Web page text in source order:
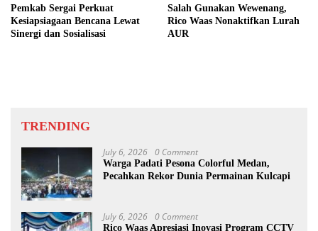
Pemkab Sergai Perkuat
Kesiapsiagaan Bencana Lewat
Sinergi dan Sosialisasi
Salah Gunakan Wewenang,
Rico Waas Nonaktifkan Lurah
AUR
TRENDING
July 6, 2026 0 Comment
Warga Padati Pesona Colorful Medan,
Pecahkan Rekor Dunia Permainan Kulcapi
July 6, 2026 0 Comment
Rico Waas Apresiasi Inovasi Program CCTV